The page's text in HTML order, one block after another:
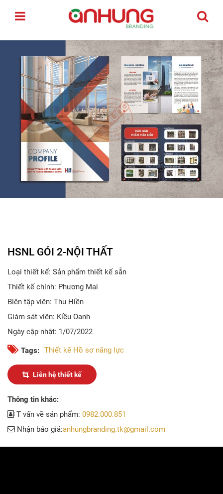
HSNL GÓI 2-NỘI THẤT
Loại thiết kế: Sản phẩm thiết kế sẵn
Thiết kế chính: Phương Mai
Biên tập viên: Thu Hiền
Giám sát viên: Kiều Oanh
Ngày cập nhật: 1/07/2022
Tags: Thiết kế Hồ sơ năng lực
Liên hệ thiết kế
Thông tin khác:
T vấn về sản phẩm: 0982.000.851
Nhận báo giá:anhungbranding.tk@gmail.com